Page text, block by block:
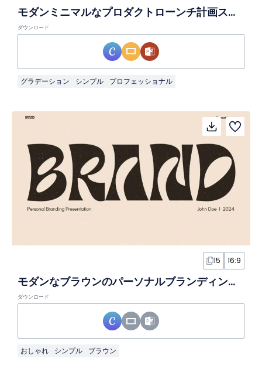
モダンミニマルなプロダクトローンチ計画スライド
ダウンロード
グラデーション シンプル プロフェッショナル
15 16:9
モダンなブラウンのパーソナルブランディングスライド
ダウンロード
おしゃれ シンプル ブラウン